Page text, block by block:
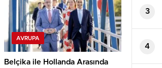
AVRUPA
Belçika ile Hollanda Arasında
3
4